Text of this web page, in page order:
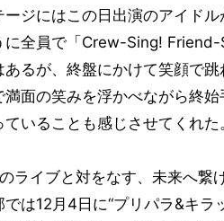
ージにはこの日出演のアイド
に全員で「Crew-Sing!
あるが、終盤にかけて笑顔で
満面の笑みを浮かべながら終
いることも感じさせてくれた
ライブと対をなす、未来へ繋
では12月4日に“プリパラ&キ